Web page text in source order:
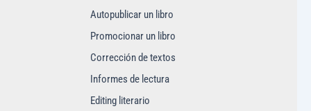
Autopublicar un libro
Promocionar un libro
Corrección de textos
Informes de lectura
Editing literario